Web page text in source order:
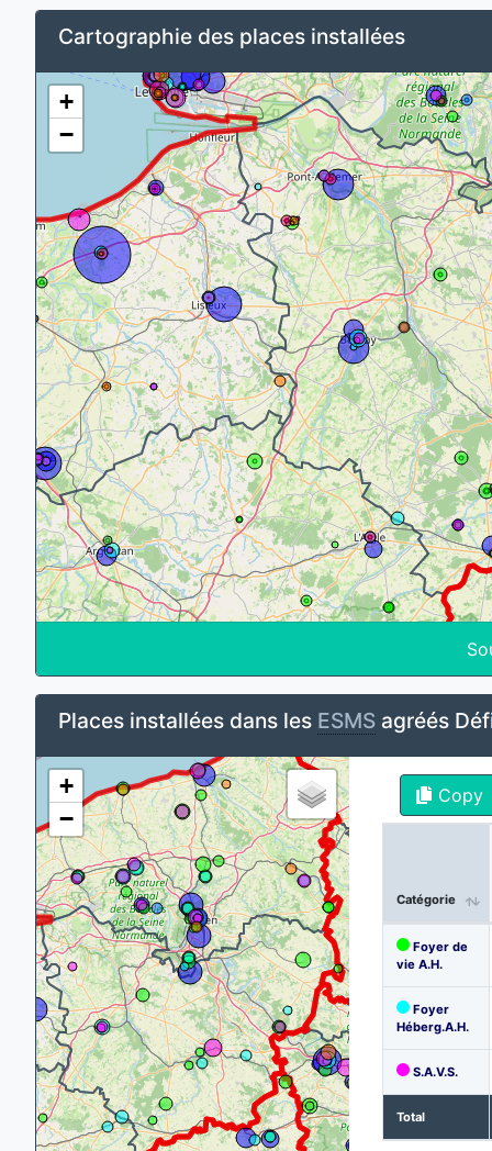
Cartographie des places installées
+
−
Places installées dans les ESMS agréés
+
−
Copy
Catégorie
Foyer de
vie A.H.
Foyer
Héberg.A.H.
S.A.V.S.
Total